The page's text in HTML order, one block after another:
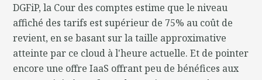
DGFiP, la Cour des comptes estime que le niveau
affiché des tarifs est supérieur de 75% au coût de
revient, en se basant sur la taille approximative
atteinte par ce cloud à l'heure actuelle. Et de pointer
encore une offre IaaS offrant peu de bénéfices aux